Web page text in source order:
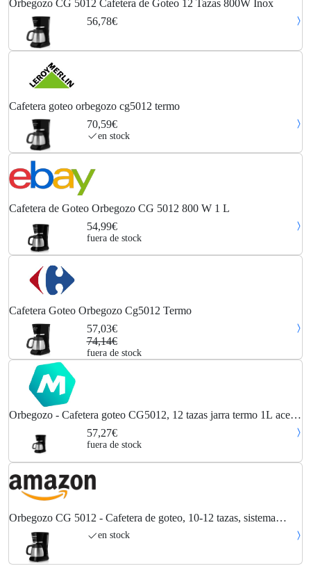
Orbegozo CG 5012 Cafetera de Goteo 12 Tazas 800W Inox
56,78€
Cafetera goteo orbegozo cg5012 termo
70,59€
en stock
Cafetera de Goteo Orbegozo CG 5012 800 W 1 L
54,99€
fuera de stock
Cafetera Goteo Orbegozo Cg5012 Termo
57,03€
74,14€
fuera de stock
Orbegozo - Cafetera goteo CG5012, 12 tazas jarra termo 1L acero
57,27€
fuera de stock
Orbegozo CG 5012 - Cafetera de goteo, 10-12 tazas, sistema
antigoteo, apagado automático, indicador nivel de agua, jarra
termo 1 L, 800 W
en stock